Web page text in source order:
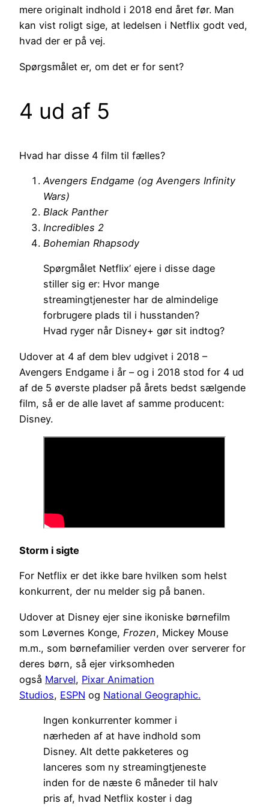
mere originalt indhold i 2018 end året før. Man
kan vist roligt sige, at ledelsen i Netflix godt ved,
hvad der er på vej.
Spørgsmålet er, om det er for sent?
4 ud af 5
Hvad har disse 4 film til fælles?
Avengers Endgame (og Avengers Infinity
Wars)
Black Panther
Incredibles 2
Bohemian Rhapsody
Spørgmålet Netflix’ ejere i disse dage
stiller sig er: Hvor mange
streamingtjenester har de almindelige
forbrugere plads til i husstanden?
Hvad ryger når Disney+ gør sit indtog?
Udover at 4 af dem blev udgivet i 2018 –
Avengers Endgame i år – og i 2018 stod for 4 ud
af de 5 øverste pladser på årets bedst sælgende
film, så er de alle lavet af samme producent:
Disney.
Storm i sigte
For Netflix er det ikke bare hvilken som helst
konkurrent, der nu melder sig på banen.
Udover at Disney ejer sine ikoniske børnefilm
som Løvernes Konge, Frozen, Mickey Mouse
m.m., som børnefamilier verden over serverer for
deres børn, så ejer virksomheden
også Marvel, Pixar Animation
Studios, ESPN og National Geographic.
Ingen konkurrenter kommer i
nærheden af at have indhold som
Disney. Alt dette pakketeres og
lanceres som ny streamingtjeneste
inden for de næste 6 måneder til halv
pris af, hvad Netflix koster i dag